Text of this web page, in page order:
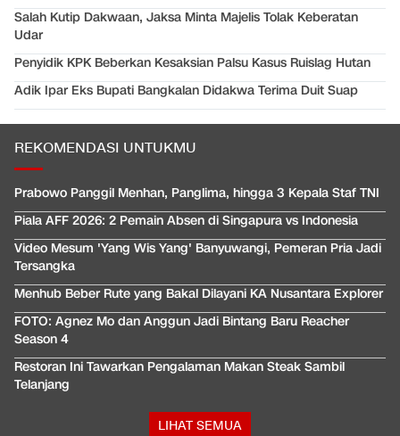
Salah Kutip Dakwaan, Jaksa Minta Majelis Tolak Keberatan
Udar
Penyidik KPK Beberkan Kesaksian Palsu Kasus Ruislag Hutan
Adik Ipar Eks Bupati Bangkalan Didakwa Terima Duit Suap
REKOMENDASI UNTUKMU
Prabowo Panggil Menhan, Panglima, hingga 3 Kepala Staf TNI
Piala AFF 2026: 2 Pemain Absen di Singapura vs Indonesia
Video Mesum 'Yang Wis Yang' Banyuwangi, Pemeran Pria Jadi
Tersangka
Menhub Beber Rute yang Bakal Dilayani KA Nusantara Explorer
FOTO: Agnez Mo dan Anggun Jadi Bintang Baru Reacher
Season 4
Restoran Ini Tawarkan Pengalaman Makan Steak Sambil
Telanjang
LIHAT SEMUA